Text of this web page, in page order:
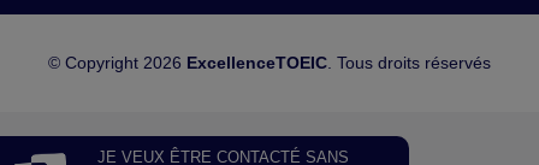
JE VEUX ÊTRE CONTACTÉ SANS
© Copyright 2026 ExcellenceTOEIC. Tous droits réservés